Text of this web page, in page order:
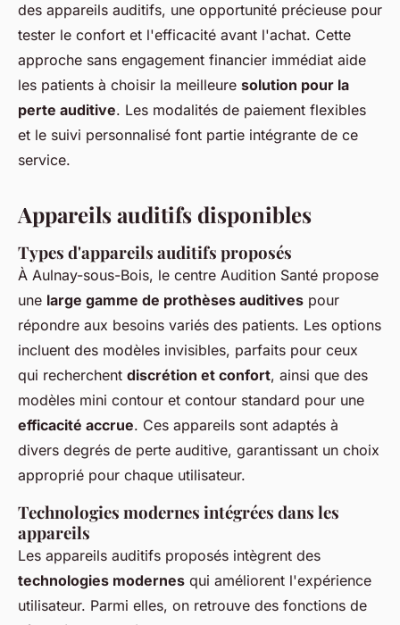
des appareils auditifs, une opportunité précieuse pour
tester le confort et l'efficacité avant l'achat. Cette
approche sans engagement financier immédiat aide
les patients à choisir la meilleure solution pour la
perte auditive. Les modalités de paiement flexibles
et le suivi personnalisé font partie intégrante de ce
service.
Appareils auditifs disponibles
Types d'appareils auditifs proposés
À Aulnay-sous-Bois, le centre Audition Santé propose
une large gamme de prothèses auditives pour
répondre aux besoins variés des patients. Les options
incluent des modèles invisibles, parfaits pour ceux
qui recherchent discrétion et confort, ainsi que des
modèles mini contour et contour standard pour une
efficacité accrue. Ces appareils sont adaptés à
divers degrés de perte auditive, garantissant un choix
approprié pour chaque utilisateur.
Technologies modernes intégrées dans les
appareils
Les appareils auditifs proposés intègrent des
technologies modernes qui améliorent l'expérience
utilisateur. Parmi elles, on retrouve des fonctions de